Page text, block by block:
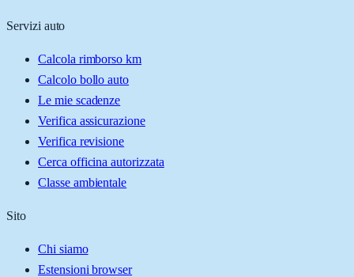
Servizi auto
Calcola rimborso km
Calcolo bollo auto
Le mie scadenze
Verifica assicurazione
Verifica revisione
Cerca officina autorizzata
Classe ambientale
Sito
Chi siamo
Estensioni browser